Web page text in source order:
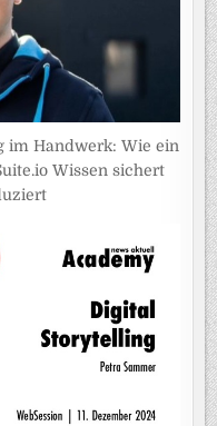
im Handwerk: Wie ein
Wissen sichert